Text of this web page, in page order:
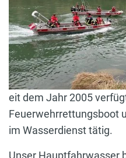
eit dem Jahr 2005
Feuerwehrrettungsboot
im Wasserdienst tätig.
Unser Hauptfahrwasser